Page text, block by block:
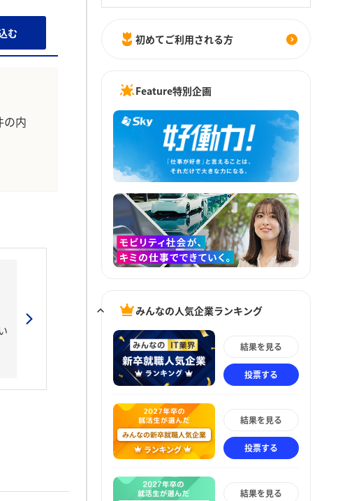
む
の内
初めてご利用される方
Feature特別企画
みんなの人気企業ランキング
結果を見る
投票する
結果を見る
投票する
結果を見る